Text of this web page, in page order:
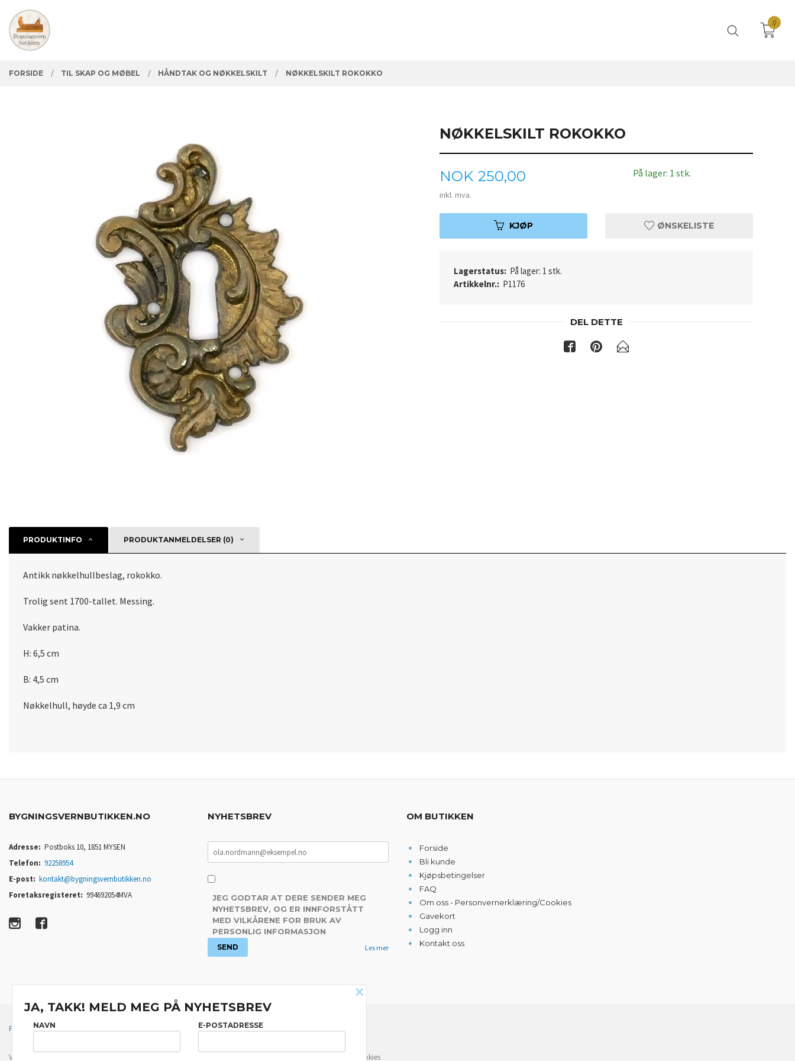
innholdet
PRODUKTER
Lukk
0
FORSIDE TIL SKAP OG MØBEL HÅNDTAK OG NØKKELSKILT NØKKELSKILT ROKOKKO
NØKKELSKILT ROKOKKO
Pris
NOK 250,00
inkl. mva.
På lager: 1 stk.
KJØP ØNSKELISTE
Lagerstatus: På lager: 1 stk.
Artikkelnr.: P1176
DEL DETTE
PRODUKTINFO PRODUKTANMELDELSER (0)
Antikk nøkkelhullbeslag, rokokko.
Trolig sent 1700-tallet. Messing.
Vakker patina.
H: 6,5 cm
B: 4,5 cm
Nøkkelhull, høyde ca 1,9 cm
BYGNINGSVERNBUTIKKEN.NO
Adresse: Postboks 10, 1851 MYSEN
Telefon: 92258954
E-post: kontakt@bygningsvernbutikken.no
Foretaksregisteret: 994692054MVA
NYHETSBREV
JEG GODTAR AT DERE SENDER MEG
NYHETSBREV, OG ER INNFORSTÅTT
MED VILKÅRENE FOR BRUK AV
PERSONLIG INFORMASJON
Les mer
OM BUTIKKEN
Forside
Bli kunde
Kjøpsbetingelser
FAQ
Om oss - Personvernerklæring/Cookies
Gavekort
Logg inn
Kontakt oss
FRAKT KJØPSBETINGELSER SIKKERHET OG PERSONVERN NYHETSBREV
Vår nettbutikk bruker cookies slik at du får en bedre kjøpsopplevelse og vi kan yte deg bedre service. Vi bruker cookies
×
JA, TAKK! MELD MEG PÅ NYHETSBREV
NAVN E-POSTADRESSE